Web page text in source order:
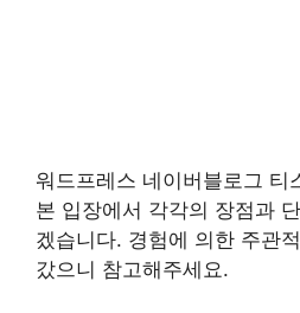
워드프레스 네이버블로그 티
본 입장에서 각각의 장점과
겠습니다. 경험에 의한 주관
갔으니 참고해주세요.